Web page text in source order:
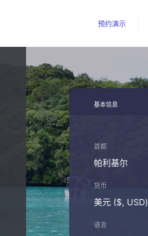
预约演示
基本信息
首都
帕利基尔
货币
美元 ($, USD)
语言